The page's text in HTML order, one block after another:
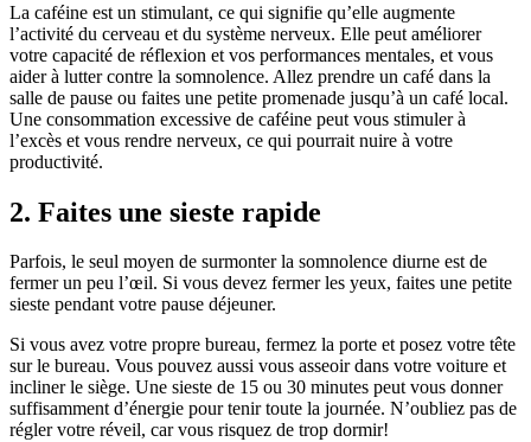
La caféine est un stimulant, ce qui signifie qu’elle augmente
l’activité du cerveau et du système nerveux. Elle peut améliorer
votre capacité de réflexion et vos performances mentales, et vous
aider à lutter contre la somnolence. Allez prendre un café dans la
salle de pause ou faites une petite promenade jusqu’à un café local.
Une consommation excessive de caféine peut vous stimuler à
l’excès et vous rendre nerveux, ce qui pourrait nuire à votre
productivité.
2. Faites une sieste rapide
Parfois, le seul moyen de surmonter la somnolence diurne est de
fermer un peu l’œil. Si vous devez fermer les yeux, faites une petite
sieste pendant votre pause déjeuner.
Si vous avez votre propre bureau, fermez la porte et posez votre tête
sur le bureau. Vous pouvez aussi vous asseoir dans votre voiture et
incliner le siège. Une sieste de 15 ou 30 minutes peut vous donner
suffisamment d’énergie pour tenir toute la journée. N’oubliez pas de
régler votre réveil, car vous risquez de trop dormir!